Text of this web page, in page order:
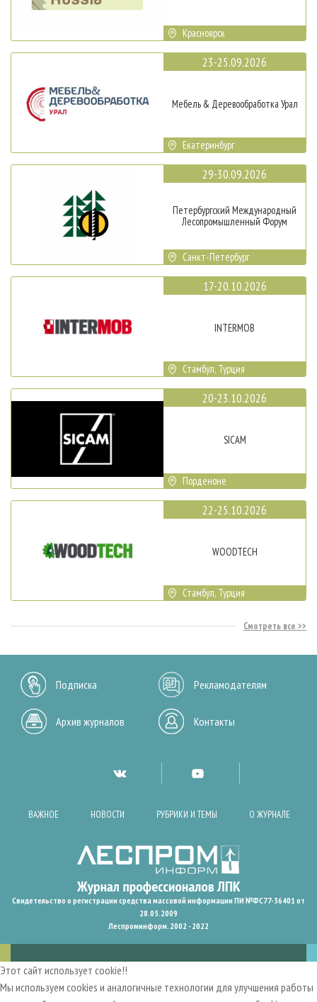
Красноярск
23-25.09.2026
Мебель & Деревообработка Урал
Екатеринбург
29-30.09.2026
Петербургский Международный
Лесопромышленный Форум
Санкт-Петербург
17-20.10.2026
INTERMOB
Стамбул, Турция
20-23.10.2026
SICAM
Порденоне
22-25.10.2026
WOODTECH
Стамбул, Турция
Смотреть все
Подписка Рекламодателям
Архив журналов Контакты
ВАЖНОЕ НОВОСТИ РУБРИКИ И ТЕМЫ О ЖУРНАЛЕ
Свидетельство о регистрации средства массовой информации ПИ №ФС77-36401 от
28.05.2009
Леспроминформ. 2002 - 2022
Этот сайт использует cookie!!
Мы используем cookies и аналогичные технологии для улучшения работы